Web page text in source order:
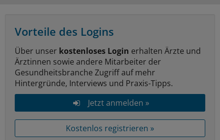
Vorteile des Logins
Über unser kostenloses Login erhalten Ärzte und
Ärztinnen sowie andere Mitarbeiter der
Gesundheitsbranche Zugriff auf mehr
Hintergründe, Interviews und Praxis-Tipps.
Jetzt anmelden »
Kostenlos registrieren »